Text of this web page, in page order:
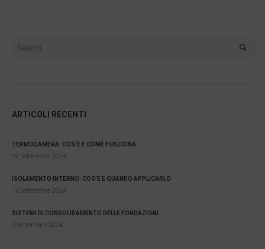
ARTICOLI RECENTI
TERMOCAMERA: COS’È E COME FUNZIONA
19 Settembre 2024
ISOLAMENTO INTERNO: COS’È E QUANDO APPLICARLO
12 Settembre 2024
SISTEMI DI CONSOLIDAMENTO DELLE FONDAZIONI
5 Settembre 2024